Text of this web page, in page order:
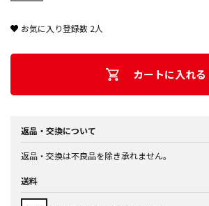
お気に入り登録数 2人
カートに入れる
返品・交換について
返品・交換は不良品を除き承れません。
送料